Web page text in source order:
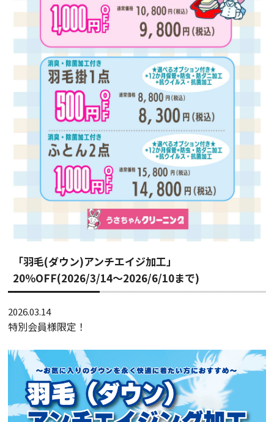
「羽毛(ダウン)アンチエイジ加工」
20％OFF(2026/3/14～2026/6/10まで)
2026.03.14
特別会員様限定！